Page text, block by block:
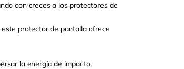
con creces a los protectores de
protector de pantalla ofrece
la energía de impacto,